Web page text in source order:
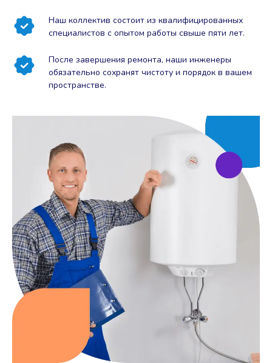
Наш коллектив состоит из квалифицированных
специалистов с опытом работы свыше пяти лет.
После завершения ремонта, наши инженеры
обязательно сохранят чистоту и порядок в вашем
пространстве.